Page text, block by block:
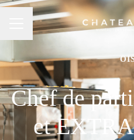
MENU CARRIÈRE
Chef de
et